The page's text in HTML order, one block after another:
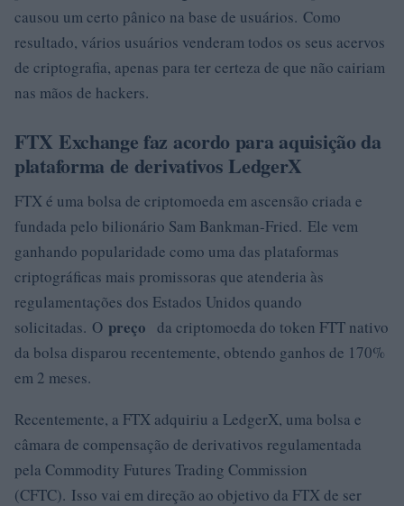
causou um certo pânico na base de usuários. Como
resultado, vários usuários venderam todos os seus acervos
de criptografia, apenas para ter certeza de que não cairiam
nas mãos de hackers.
FTX Exchange faz acordo para aquisição da
plataforma de derivativos LedgerX
FTX é uma bolsa de criptomoeda em ascensão criada e
fundada pelo bilionário Sam Bankman-Fried. Ele vem
ganhando popularidade como uma das plataformas
criptográficas mais promissoras que atenderia às
regulamentações dos Estados Unidos quando
solicitadas. O preço da criptomoeda do token FTT nativo
da bolsa disparou recentemente, obtendo ganhos de 170%
em 2 meses.
Recentemente, a FTX adquiriu a LedgerX, uma bolsa e
câmara de compensação de derivativos regulamentada
pela Commodity Futures Trading Commission
(CFTC). Isso vai em direção ao objetivo da FTX de ser